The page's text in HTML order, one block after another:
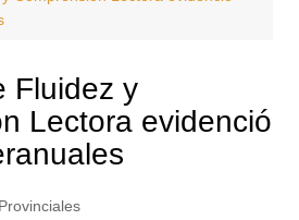
Fluidez y
Lectora evidenció
Provinciales